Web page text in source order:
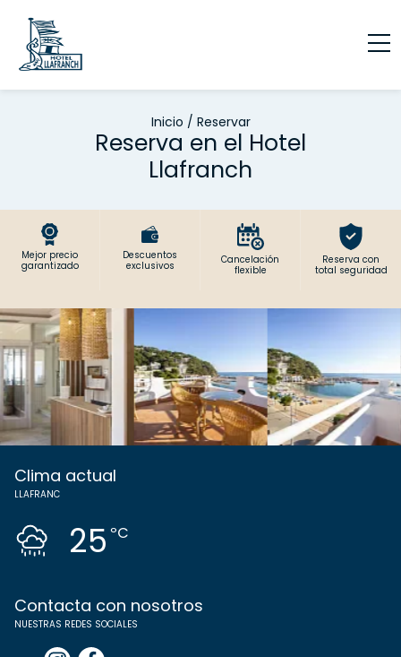
Inicio / Reservar
Reserva en el Hotel
Llafranch
Mejor precio
garantizado
Descuentos
exclusivos
Cancelación
flexible
Reserva con
total seguridad
Clima actual
LLAFRANC
25ºC
Contacta con nosotros
NUESTRAS REDES SOCIALES